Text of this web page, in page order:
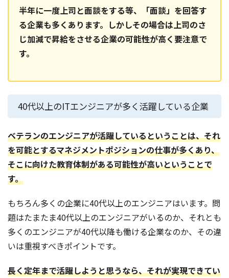
半年に一度上司と面談をする等、「面談」を回答す
る企業も多くあります。しかしその場合は上司のさ
じ加減で昇給をさせる企業の可能性が高く要注意で
す。
40代以上のITエンジニアが多く活躍している企業
ベテランのエンジニアが活躍しているということは、それ
を可能とするマネジメントポジションの仕事が多くあり、
そこに向けた教育体制がある可能性が高いということで
す。
もちろん多くの企業に40代以上のエンジニアはいます。問
題はたまたま40代以上のエンジニアがいるのか、それとも
多くのエンジニアが40代以降も働ける企業なのか、その違
いは重視すべきポイントです。
長く定年まで活躍しようと思うなら、それが実現できてい